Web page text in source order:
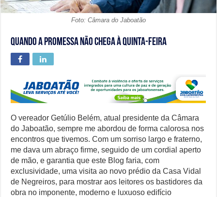
Foto: Câmara do Jaboatão
Quando a promessa não chega à quinta-feira
O vereador Getúlio Belém, atual presidente da Câmara
do Jaboatão, sempre me abordou de forma calorosa nos
encontros que tivemos. Com um sorriso largo e fraterno,
me dava um abraço firme, seguido de um cordial aperto
de mão, e garantia que este Blog faria, com
exclusividade, uma visita ao novo prédio da Casa Vidal
de Negreiros, para mostrar aos leitores os bastidores da
obra no imponente, moderno e luxuoso edifício